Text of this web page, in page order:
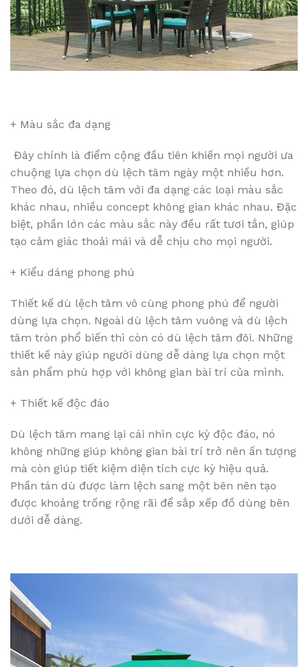
+ Màu sắc đa dạng
Đây chính là điểm cộng đầu tiên khiến mọi người ưa
chuộng lựa chọn dù lệch tâm ngày một nhiều hơn.
Theo đó, dù lệch tâm với đa dạng các loại màu sắc
khác nhau, nhiều concept không gian khác nhau. Đặc
biệt, phần lớn các màu sắc này đều rất tươi tắn, giúp
tạo cảm giác thoải mái và dễ chịu cho mọi người.
+ Kiểu dáng phong phú
Thiết kế dù lệch tâm vô cùng phong phú để người
dùng lựa chọn. Ngoài dù lệch tâm vuông và dù lệch
tâm tròn phổ biến thì còn có dù lệch tâm đôi. Những
thiết kế này giúp người dùng dễ dàng lựa chọn một
sản phẩm phù hợp với không gian bài trí của mình.
+ Thiết kế độc đáo
Dù lệch tâm mang lại cái nhìn cực kỳ độc đáo, nó
không những giúp không gian bài trí trở nên ấn tượng
mà còn giúp tiết kiệm diện tích cực kỳ hiệu quả.
Phần tán dù được làm lệch sang một bên nên tạo
được khoảng trống rộng rãi để sắp xếp đồ dùng bên
dưới dễ dàng.